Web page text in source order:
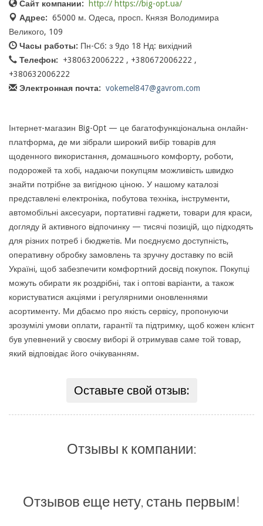
Сайт компании:
http:// https://big-opt.ua/
Адрес: 65000 м. Одеса, просп. Князя Володимира
Великого, 109
Часы работы: Пн-Сб: з 9до 18 Нд: вихідний
Телефон:
+380632006222 , +380672006222 ,
+380632006222
Электронная почта: vokemel847@gavrom.com
Інтернет-магазин Big-Opt — це багатофункціональна онлайн-
платформа, де ми зібрали широкий вибір товарів для
щоденного використання, домашнього комфорту, роботи,
подорожей та хобі, надаючи покупцям можливість швидко
знайти потрібне за вигідною ціною. У нашому каталозі
представлені електроніка, побутова техніка, інструменти,
автомобільні аксесуари, портативні гаджети, товари для краси,
догляду й активного відпочинку — тисячі позицій, що підходять
для різних потреб і бюджетів. Ми поєднуємо доступність,
оперативну обробку замовлень та зручну доставку по всій
Україні, щоб забезпечити комфортний досвід покупок. Покупці
можуть обирати як роздрібні, так і оптові варіанти, а також
користуватися акціями і регулярними оновленнями
асортименту. Ми дбаємо про якість сервісу, пропонуючи
зрозумілі умови оплати, гарантії та підтримку, щоб кожен клієнт
був упевнений у своєму виборі й отримував саме той товар,
який відповідає його очікуванням.
Оставьте свой отзыв:
Отзывы к компании:
Отзывов еще нету, стань первым!